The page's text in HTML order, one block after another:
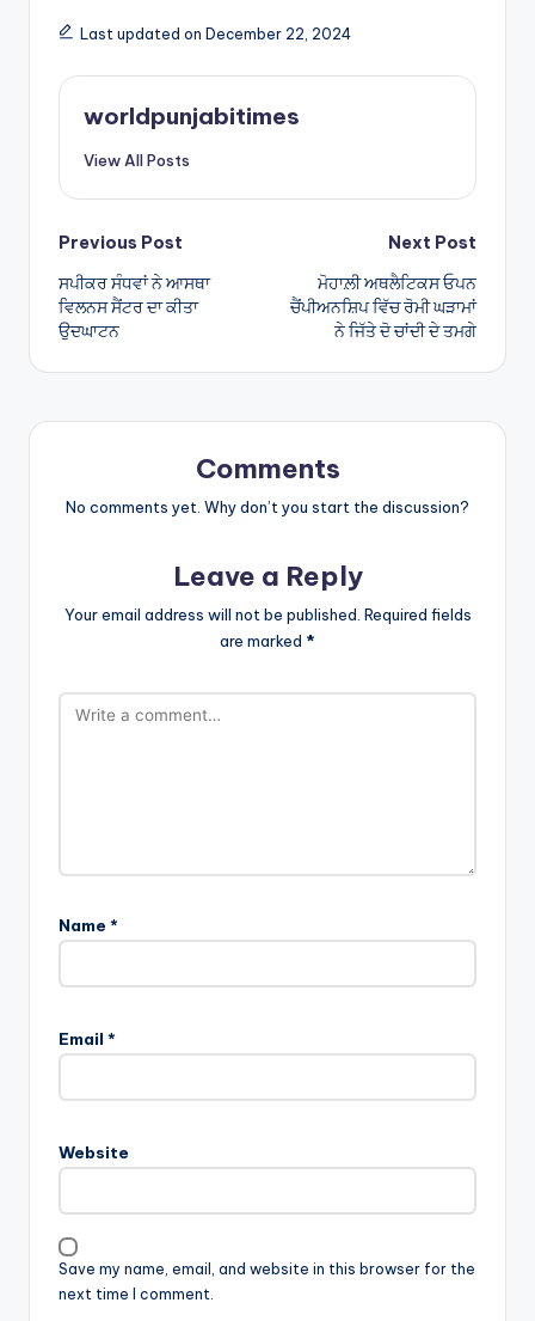
a
ts
A
p
ar
e
Last updated on December 22, 2024
worldpunjabitimes
View All Posts
Post
navigation
Previous Post
ਸਪੀਕਰ ਸੰਧਵਾਂ ਨੇ ਆਸਥਾ
ਵਿਲਨਸ ਸੈਂਟਰ ਦਾ ਕੀਤਾ
ਉਦਘਾਟਨ
Next Post
ਮੋਹਾਲ਼ੀ ਅਥਲੈਟਿਕਸ ਓਪਨ
ਚੈਂਪੀਅਨਸ਼ਿਪ ਵਿੱਚ ਰੋਮੀ ਘੜਾਮਾਂ
ਨੇ ਜਿੱਤੇ ਦੋ ਚਾਂਦੀ ਦੇ ਤਮਗੇ
Comments
No comments yet. Why don’t you start the discussion?
Leave a Reply
Your email address will not be published. Required fields
are marked *
Name *
Email *
Website
Save my name, email, and website in this browser for the
next time I comment.